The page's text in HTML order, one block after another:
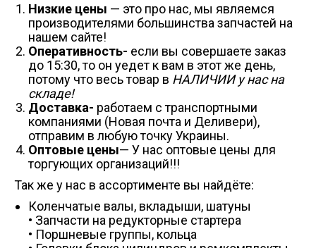
Низкие цены — это про нас, мы являемся
производителями большинства запчастей на
нашем сайте!
Оперативность- если вы совершаете заказ
до 15:30, то он уедет к вам в этот же день,
потому что весь товар в НАЛИЧИИ у нас на
складе!
Доставка- работаем с транспортными
компаниями (Новая почта и Деливери),
отправим в любую точку Украины.
Оптовые цены— У нас оптовые цены для
торгующих организаций!!!
Так же у нас в ассортименте вы найдёте:
Коленчатые валы, вкладыши, шатуны
• Запчасти на редукторные стартера
• Поршневые группы, кольца